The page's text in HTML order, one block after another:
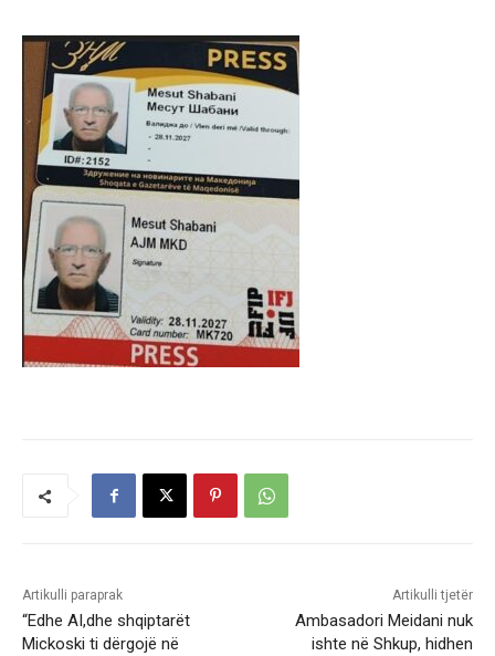
Artikulli paraprak
“Edhe AI,dhe shqiptarët
Mickoski ti dërgojë në
Artikulli tjetër
Ambasadori Meidani nuk
ishte në Shkup, hidhen